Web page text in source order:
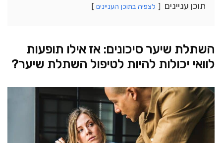
תוכן עניינים לצפיה בתוכן העניינים
השתלת שיער סיכונים: אז אילו תופעות
לוואי יכולות להיות לטיפול השתלת שיער?